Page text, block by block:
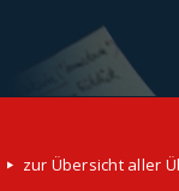
zur Übersicht aller